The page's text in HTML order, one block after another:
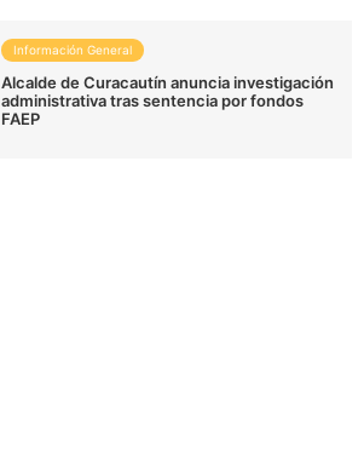
Información General
Alcalde de Curacautín anuncia investigación
administrativa tras sentencia por fondos
FAEP